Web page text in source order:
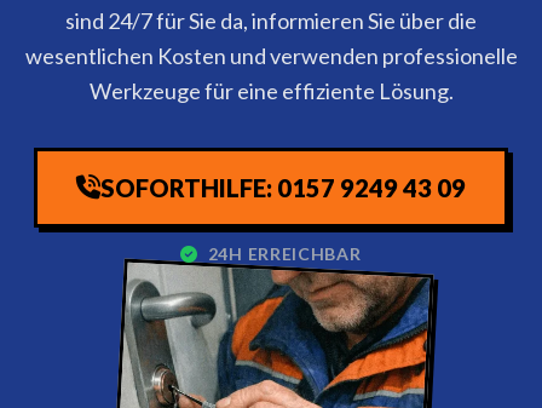
sind 24/7 für Sie da, informieren Sie über die
wesentlichen Kosten und verwenden professionelle
Werkzeuge für eine effiziente Lösung.
SOFORTHILFE: 0157 9249 43 09
24H ERREICHBAR